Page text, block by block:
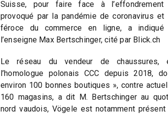
Suisse, pour faire face à
provoqué par la pandémie de coronavirus et
féroce du commerce en ligne, a
l’enseigne Max Bertschinger, cité par Blick.ch
Le réseau du vendeur de chaussures,
l’homologue polonais CCC depuis 2018,
environ 100 bonnes boutiques », contre
160 magasins, a dit M. Bertschinger au
nord vaudois, Vögele est notamment présent